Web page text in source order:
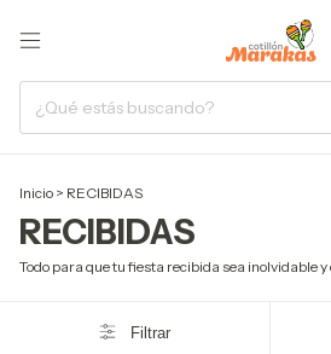
Inicio > RECIBIDAS
RECIBIDAS
Todo para que tu fiesta recibida sea inolvidable
Filtrar